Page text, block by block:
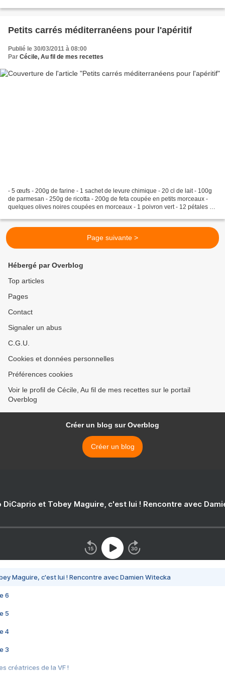
Petits carrés méditerranéens pour l'apéritif
Publié le 30/03/2011 à 08:00
Par Cécile, Au fil de mes recettes
- 5 œufs - 200g de farine - 1 sachet de levure chimique - 20 cl de lait - 100g
de parmesan - 250g de ricotta - 200g de feta coupée en petits morceaux -
quelques olives noires coupées en morceaux - 1 poivron vert - 12 pétales de
Page suivante >
Hébergé par Overblog
Top articles
Pages
Contact
Signaler un abus
C.G.U.
Cookies et données personnelles
Préférences cookies
Voir le profil de Cécile, Au fil de mes recettes sur le portail
Overblog
Créer un blog sur Overblog
Créer un blog
DiCaprio et Tobey Maguire, c'est lui ! Rencontre avec
Maguire, c'est lui ! Rencontre avec Damien Witecka
6
5
4
3
créatrices de la VF !